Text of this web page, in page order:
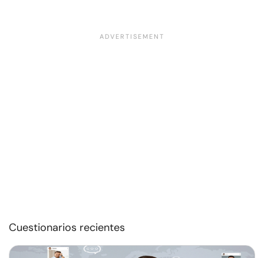
Cuestionarios recientes